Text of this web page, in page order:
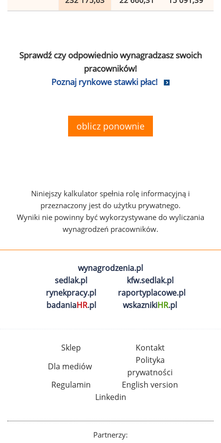
Sprawdź czy odpowiednio wynagradzasz swoich
pracowników!
Poznaj rynkowe stawki płac!
oblicz ponownie
Niniejszy kalkulator spełnia rolę informacyjną i
przeznaczony jest do użytku prywatnego.
Wyniki nie powinny być wykorzystywane do wyliczania
wynagrodzeń pracowników.
wynagrodzenia.pl
sedlak.pl
kfw.sedlak.pl
rynekpracy.pl
raportyplacowe.pl
badaniaHR.pl wskaznikiHR.pl
Sklep
Kontakt
Dla mediów
Polityka
prywatności
Regulamin
English version
Linkedin
Partnerzy: